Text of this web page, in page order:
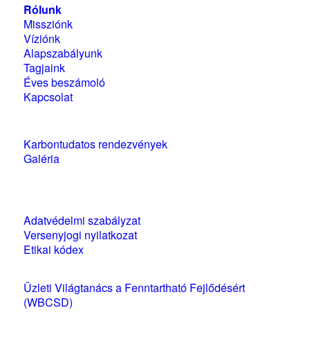
Rólunk
Missziónk
Víziónk
Alapszabályunk
Tagjaink
Éves beszámoló
Kapcsolat
Karbontudatos rendezvények
Galéria
Adatvédelmi szabályzat
Versenyjogi nyilatkozat
Etikai kódex
Üzleti Világtanács a Fenntartható Fejlődésért
(WBCSD)